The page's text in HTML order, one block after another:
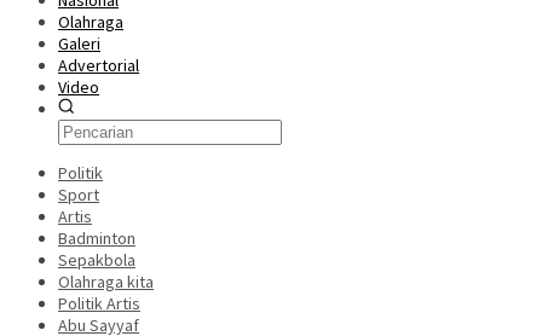
Olahraga
Galeri
Advertorial
Video
Politik
Sport
Artis
Badminton
Sepakbola
Olahraga kita
Politik Artis
Abu Sayyaf